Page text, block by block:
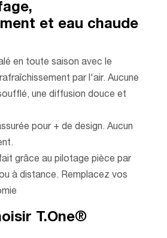
et eau chaude
en toute saison avec le
par l'air. Aucune
une diffusion douce et
pour + de design. Aucun
grâce au pilotage pièce par
à distance. Remplacez vos
T.One®